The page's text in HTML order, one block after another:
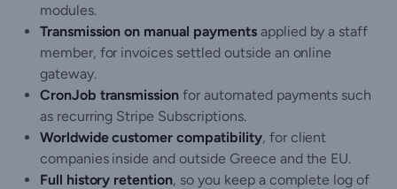
modules.
Transmission on manual paymentsapplied by a staff
member, for invoices settled outside an online
gateway.
CronJob transmission for automated payments such
as recurring Stripe Subscriptions.
Worldwide customer compatibility, for client
companies inside and outside Greece and the EU.
Full history retention, so you keep a complete log of